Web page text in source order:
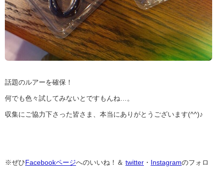
話題のルアーを確保！
何でも色々試してみないとですもんね…。
収集にご協力下さった皆さま、本当にありがとうございます(^^)♪
※ぜひFacebookページへのいいね！＆ twitter ・ Instagramのフォロ